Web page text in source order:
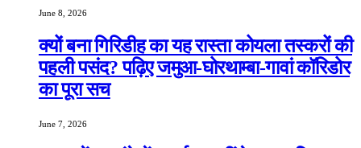
June 8, 2026
क्यों बना गिरिडीह का यह रास्ता कोयला तस्करों की
पहली पसंद? पढ़िए जमुआ-घोरथाम्बा-गावां कॉरिडोर
का पूरा सच
June 7, 2026